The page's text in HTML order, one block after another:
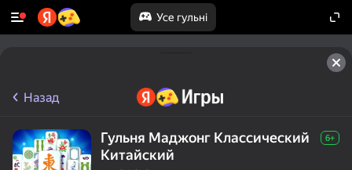
Усе гульні
Назад
Гульня Маджонг Классический
Китайский
6+